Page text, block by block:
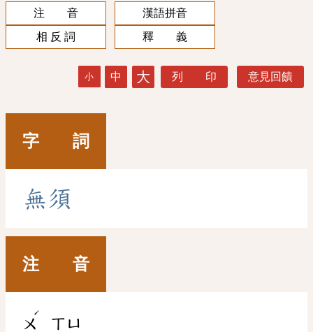
注 音
漢語拼音
相 反 詞
釋 義
小 中 大 列 印 意見回饋
字 詞
無須
注 音
ㄨ
ˊ
ㄒㄩ